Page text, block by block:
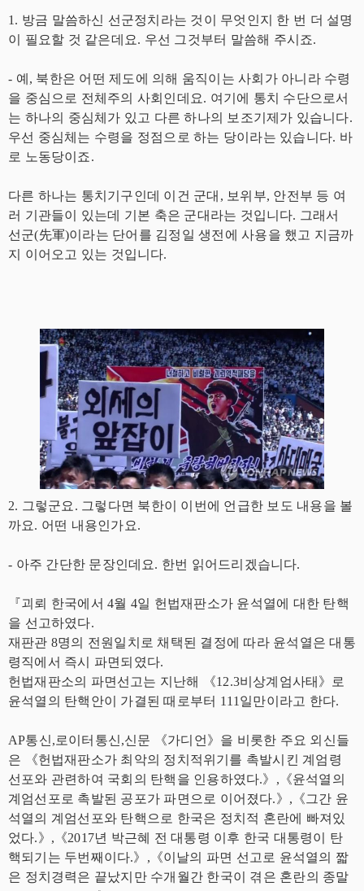
1. 방금 말씀하신 선군정치라는 것이 무엇인지 한 번 더 설명
이 필요할 것 같은데요. 우선 그것부터 말씀해 주시죠.
- 예, 북한은 어떤 제도에 의해 움직이는 사회가 아니라 수령
을 중심으로 전체주의 사회인데요. 여기에 통치 수단으로서
는 하나의 중심체가 있고 다른 하나의 보조기제가 있습니다.
우선 중심체는 수령을 정점으로 하는 당이라는 있습니다. 바
로 노동당이죠.
다른 하나는 통치기구인데 이건 군대, 보위부, 안전부 등 여
러 기관들이 있는데 기본 축은 군대라는 것입니다. 그래서
선군(先軍)이라는 단어를 김정일 생전에 사용을 했고 지금까
지 이어오고 있는 것입니다.
2. 그렇군요. 그렇다면 북한이 이번에 언급한 보도 내용을 볼
까요. 어떤 내용인가요.
- 아주 간단한 문장인데요. 한번 읽어드리겠습니다.
『괴뢰 한국에서 4월 4일 헌법재판소가 윤석열에 대한 탄핵
을 선고하였다.
재판관 8명의 전원일치로 채택된 결정에 따라 윤석열은 대통
령직에서 즉시 파면되였다.
헌법재판소의 파면선고는 지난해 《12.3비상계엄사태》로
윤석열의 탄핵안이 가결된 때로부터 111일만이라고 한다.
AP통신,로이터통신,신문 《가디언》을 비롯한 주요 외신들
은 《헌법재판소가 최악의 정치적위기를 촉발시킨 계엄령
선포와 관련하여 국회의 탄핵을 인용하였다.》,《윤석열의
계엄선포로 촉발된 공포가 파면으로 이어졌다.》,《그간 윤
석열의 계엄선포와 탄핵으로 한국은 정치적 혼란에 빠져있
었다.》,《2017년 박근혜 전 대통령 이후 한국 대통령이 탄
핵되기는 두번째이다.》,《이날의 파면 선고로 윤석열의 짧
은 정치경력은 끝났지만 수개월간 한국이 겪은 혼란의 종말